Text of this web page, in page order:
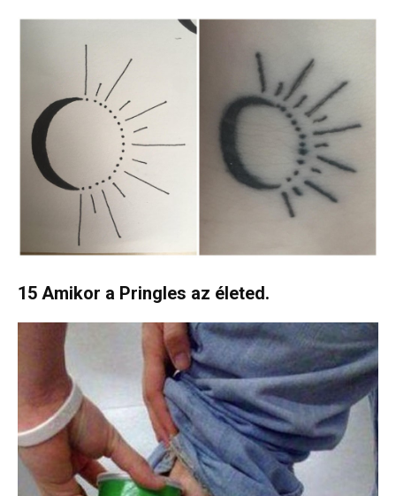
15 Amikor a Pringles az életed.